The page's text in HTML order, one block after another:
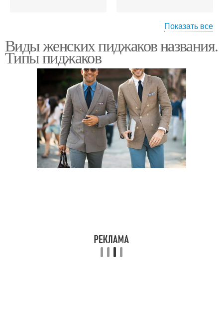
Мужской пиджак Пиджак от жакета
Показать все
Виды женских пиджаков названия.
Типы пиджаков